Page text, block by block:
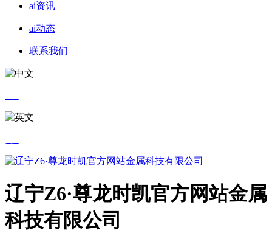
ai资讯
ai动态
联系我们
辽宁Z6·尊龙时凯官方网站金属
科技有限公司